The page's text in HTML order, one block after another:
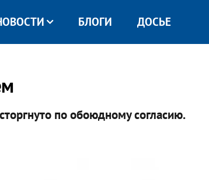
БЛОГИ ДОСЬЕ
по обоюдному согласию.